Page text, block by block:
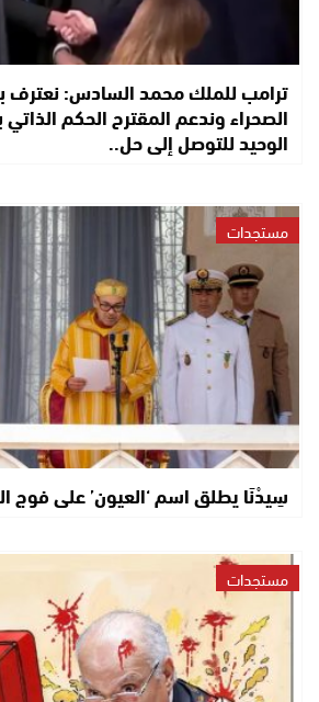
ترامب للملك محمد السادس: نعترف
الصحراء وندعم المقترح الحكم
الوحيد للتوصل إلى حل..
مستجدات
سِيدْنَا يطلق اسم ‘العيون’ على فوج
مستجدات